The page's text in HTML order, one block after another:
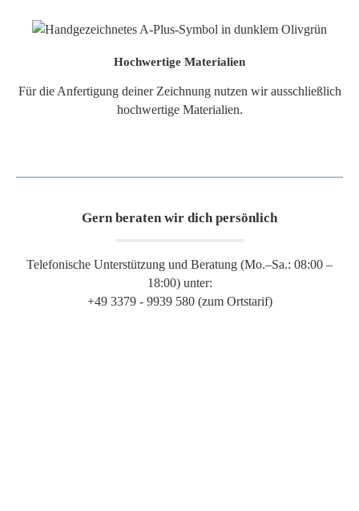
Hochwertige Materialien
Für die Anfertigung deiner Zeichnung nutzen wir ausschließlich
hochwertige Materialien.
Gern beraten wir dich persönlich
Telefonische Unterstützung und Beratung (Mo.–Sa.: 08:00 –
18:00) unter:
+49 3379 - 9939 580 (zum Ortstarif)